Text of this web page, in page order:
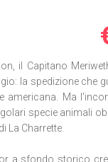
il Capitano
la spedizione che
americana. Ma
specie animali
La Charrette.
a sfondo storico